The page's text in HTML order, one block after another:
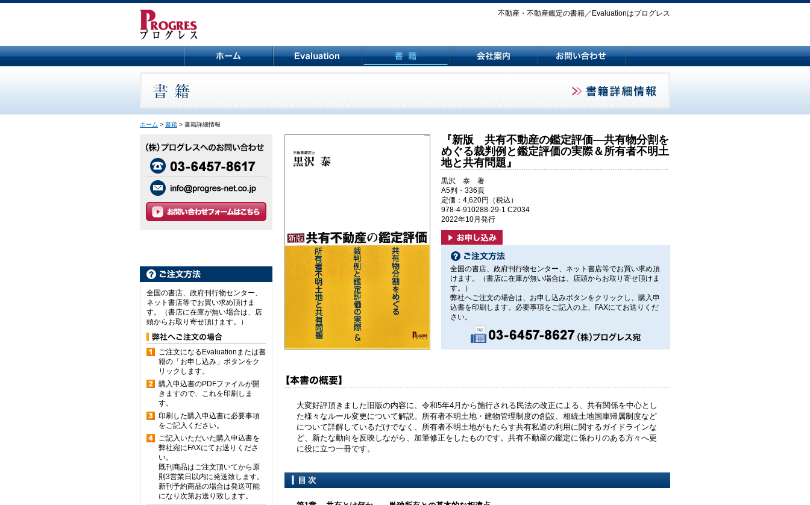
不動産・不動産鑑定の書籍／Evaluationはプログレス
ホーム > 書籍 > 書籍詳細情報
全国の書店、政府刊行物センター、
ネット書店等でお買い求め頂けま
す。（書店に在庫が無い場合は、店
頭からお取り寄せ頂けます。）
ご注文になるEvaluationまたは書
籍の「お申し込み」ボタンをク
リックします。
購入申込書のPDFファイルが開
きますので、これを印刷しま
す。
印刷した購入申込書に必要事項
をご記入ください。
ご記入いただいた購入申込書を
弊社宛にFAXにてお送りくださ
い。
既刊商品はご注文頂いてから原
則3営業日以内に発送致します。
新刊予約商品の場合は発送可能
になり次第お送り致します。
『新版 共有不動産の鑑定評価―共有物分割を
めぐる裁判例と鑑定評価の実際＆所有者不明土
地と共有問題』
黒沢 泰 著
A5判・336頁
定価：4,620円（税込）
978-4-910288-29-1 C2034
2022年10月発行
全国の書店、政府刊行物センター、ネット書店等でお買い求め頂
けます。（書店に在庫が無い場合は、店頭からお取り寄せ頂けま
す。）
弊社へご注文の場合は、お申し込みボタンをクリックし、購入申
込書を印刷します。必要事項をご記入の上、FAXにてお送りくだ
さい。
大変好評頂きました旧版の内容に、令和5年4月から施行される民法の改正による、共有関係を中心とし
た様々なルール変更について解説。所有者不明土地・建物管理制度の創設、相続土地国庫帰属制度など
について詳解しているだけでなく、所有者不明土地がもたらす共有私道の利用に関するガイドラインな
ど、新たな動向を反映しながら、加筆修正をしたものです。共有不動産の鑑定に係わりのある方々へ更
に役に立つ一冊です。